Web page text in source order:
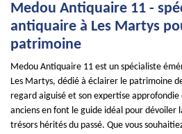
Medou Antiquaire 11 -
antiquaire à Les Martys
patrimoine
Medou Antiquaire 11 est un spécialiste
Les Martys, dédié à éclairer le patrimoine
regard aiguisé et son expertise
anciens en font le guide idéal pour dévoiler
trésors hérités du passé. Que vous